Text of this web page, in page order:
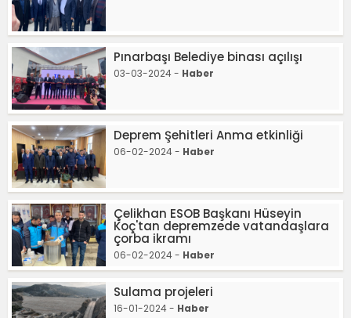
Pınarbaşı Belediye binası açılışı
03-03-2024 - Haber
Deprem Şehitleri Anma etkinliği
06-02-2024 - Haber
Çelikhan ESOB Başkanı Hüseyin
Koç'tan depremzede vatandaşlara
çorba ikramı
06-02-2024 - Haber
Sulama projeleri
16-01-2024 - Haber